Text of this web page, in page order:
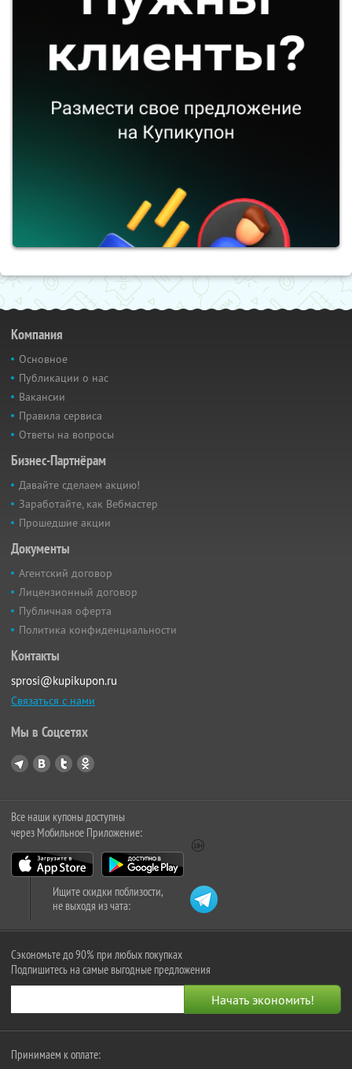
Компания
Основное
Публикации о нас
Вакансии
Правила сервиса
Ответы на вопросы
Бизнес-Партнёрам
Давайте сделаем акцию!
Заработайте, как Вебмастер
Прошедшие акции
Документы
Агентский договор
Лицензионный договор
Публичная оферта
Политика конфиденциальности
Контакты
sprosi@kupikupon.ru
Связаться с нами
Мы в Соцсетях
Все наши купоны доступны
через Мобильное Приложение:
Ищите скидки поблизости,
не выходя из чата:
Сэкономьте до 90% при любых покупках
Подпишитесь на самые выгодные предложения
Принимаем к оплате: